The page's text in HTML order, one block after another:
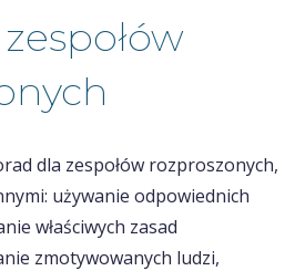
dla zespołów rozproszonych,
używanie odpowiednich
właściwych zasad
zmotywowanych ludzi,